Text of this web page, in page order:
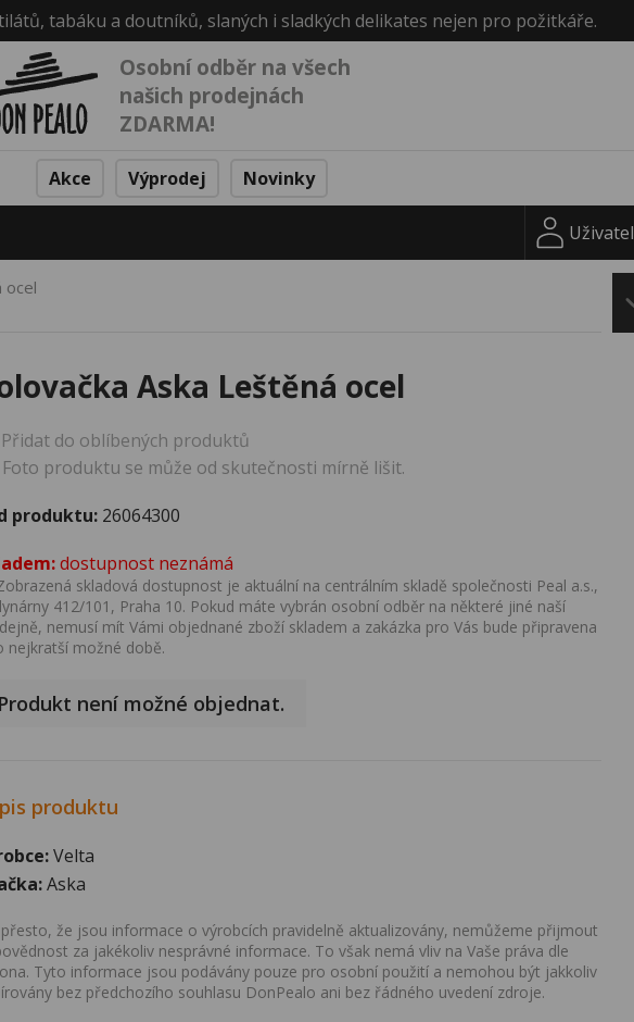
tabáku a doutníků, slaných i sladkých delikates nejen pro požitkáře.
Osobní odběr na všech
našich prodejnách
ZDARMA!
Akce Výprodej Novinky
Uživatel
ocel
Aska Leštěná ocel
Přidat do oblíbených produktů
Foto produktu se může od skutečnosti mírně lišit.
produktu: 26064300
dostupnost neznámá
skladová dostupnost je aktuální na centrálním skladě společnosti Peal a.s.,
412/101, Praha 10. Pokud máte vybrán osobní odběr na některé jiné naší
nemusí mít Vámi objednané zboží skladem a zakázka pro Vás bude připravena
nejkratší možné době.
Produkt není možné objednat.
produktu
Velta
Aska
přesto, že jsou informace o výrobcích pravidelně aktualizovány, nemůžeme přijmout
za jakékoliv nesprávné informace. To však nemá vliv na Vaše práva dle
Tyto informace jsou podávány pouze pro osobní použití a nemohou být jakkoliv
bez předchozího souhlasu DonPealo ani bez řádného uvedení zdroje.